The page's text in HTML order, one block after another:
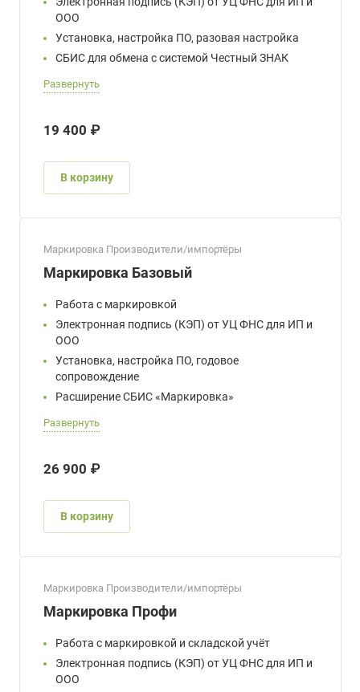
ООО
Установка, настройка ПО, разовая настройка
СБИС для обмена с системой Честный ЗНАК
Развернуть
19 400 ₽
В корзину
Маркировка Производители/импортёры
Маркировка Базовый
Работа с маркировкой
Электронная подпись (КЭП) от УЦ ФНС для ИП и
ООО
Установка, настройка ПО, годовое
сопровождение
Расширение СБИС «Маркировка»
Развернуть
26 900 ₽
В корзину
Маркировка Производители/импортёры
Маркировка Профи
Работа с маркировкой и складской учёт
Электронная подпись (КЭП) от УЦ ФНС для ИП и
ООО